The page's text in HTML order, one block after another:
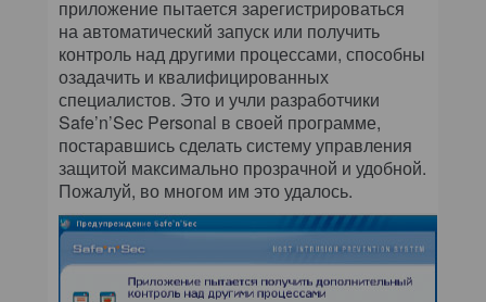
приложение пытается зарегистрироваться
на автоматический запуск или получить
контроль над другими процессами, способны
озадачить и квалифицированных
специалистов. Это и учли разработчики
Safe’n’Sec Personal в своей программе,
постаравшись сделать систему управления
защитой максимально прозрачной и удобной.
Пожалуй, во многом им это удалось.